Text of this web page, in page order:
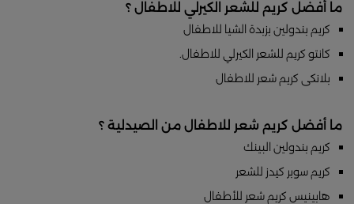
ما أفضل كريم للشعر الكيرلي للاطفال ؟
كريم بندولين بزبدة الشيا للاطفال
كانتو كريم للشعر الكيرلي للاطفال.
بلانكى كريم شعر للاطفال
ما أفضل كريم شعر للاطفال من الصيدلية ؟
كريم بندولين البينك
كريم سوبر كيدز للشعر
هابينيس كريم شعر للأطفال